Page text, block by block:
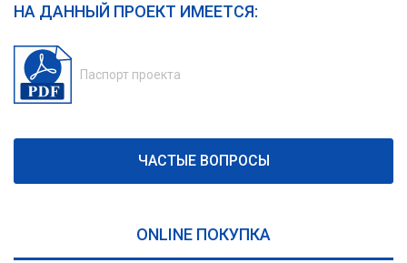
НА ДАННЫЙ ПРОЕКТ ИМЕЕТСЯ:
Паспорт проекта
ЧАСТЫЕ ВОПРОСЫ
ONLINE ПОКУПКА